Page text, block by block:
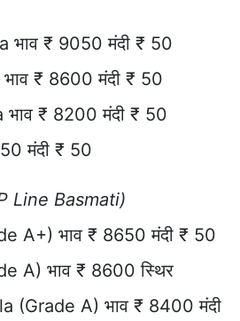
भाव ₹ 9050 मंदी ₹ 50
₹ 8600 मंदी ₹ 50
₹ 8200 मंदी ₹ 50
मंदी ₹ 50
Line Basmati)
A+) भाव ₹ 8650 मंदी ₹ 50
A) भाव ₹ 8600 स्थिर
(Grade A) भाव ₹ 8400 मंदी